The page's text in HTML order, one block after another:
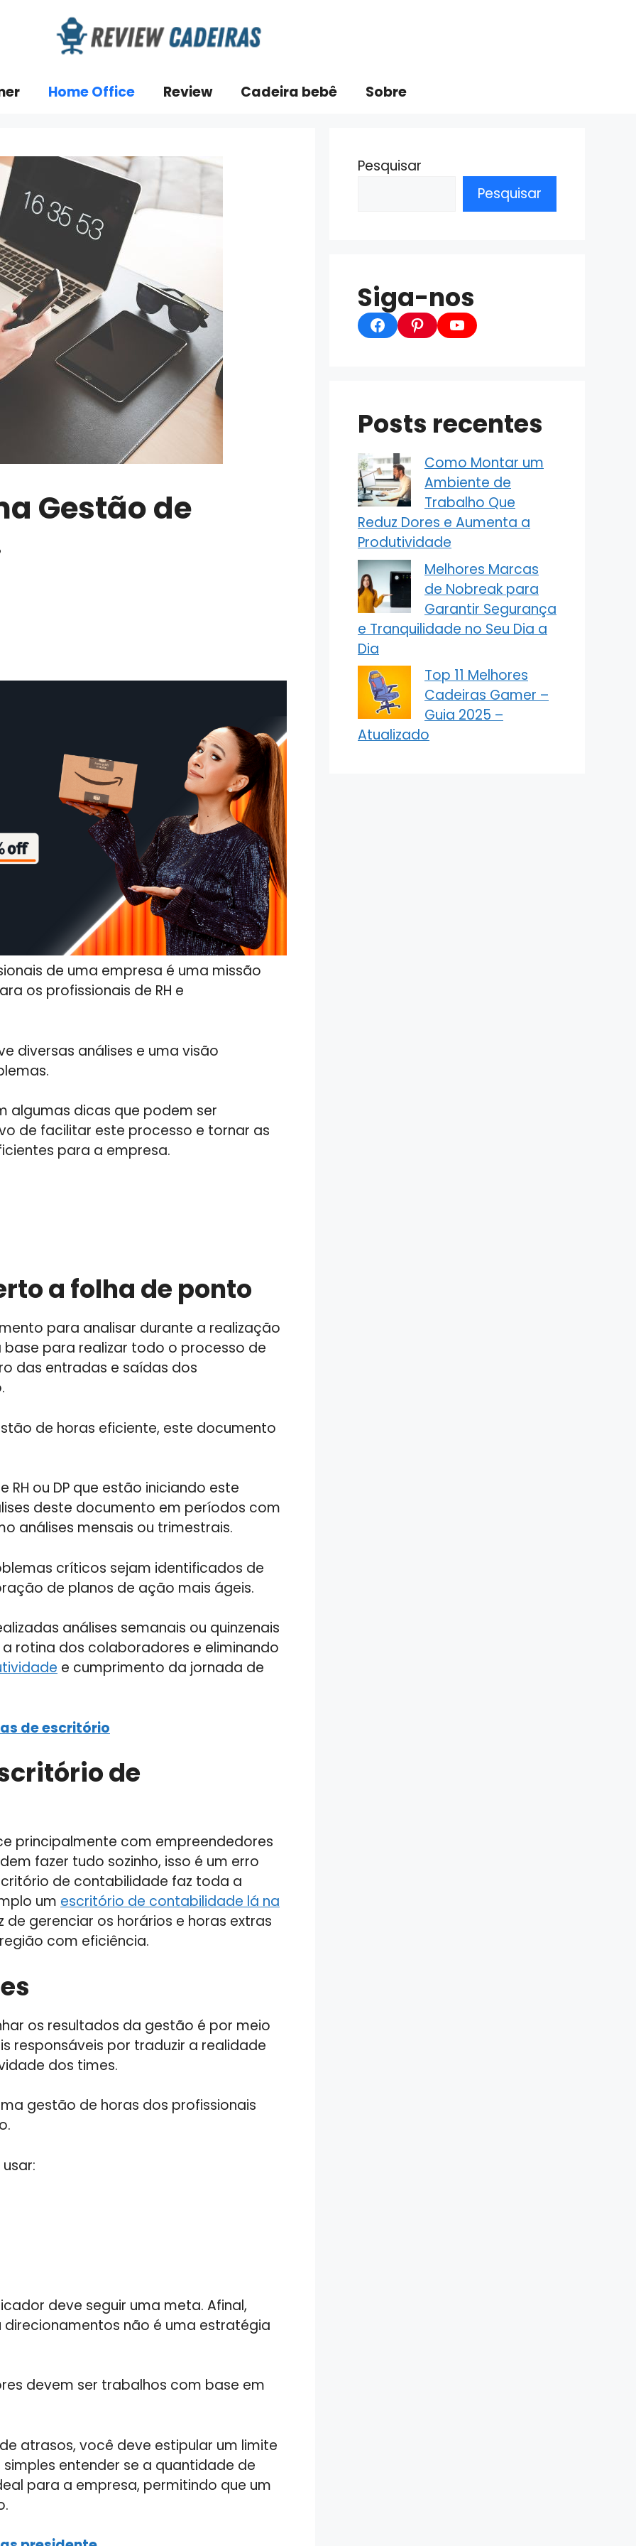
Home Office Review Cadeira bebê Sobre
Gestão de
de uma empresa é uma missão
os profissionais de RH e
diversas análises e uma visão
algumas dicas que podem ser
de facilitar este processo e tornar as
para a empresa.
a folha de ponto
para analisar durante a realização
para realizar todo o processo de
das entradas e saídas dos
de horas eficiente, este documento
ou DP que estão iniciando este
deste documento em períodos com
análises mensais ou trimestrais.
críticos sejam identificados de
de planos de ação mais ágeis.
análises semanais ou quinzenais
rotina dos colaboradores e eliminando
e cumprimento da jornada de
de escritório
de
principalmente com empreendedores
fazer tudo sozinho, isso é um erro
de contabilidade faz toda a
um escritório de contabilidade lá na
de gerenciar os horários e horas extras
com eficiência.
os resultados da gestão é por meio
responsáveis por traduzir a realidade
dos times.
gestão de horas dos profissionais
deve seguir uma meta. Afinal,
não é uma estratégia
devem ser trabalhos com base em
atrasos, você deve estipular um limite
entender se a quantidade de
para a empresa, permitindo que um
Pesquisar
Pesquisar
Siga-nos
Facebook
PinterestYouTube
Posts recentes
Como Montar um
Ambiente de
Trabalho Que
Reduz Dores e Aumenta a
Produtividade
Melhores Marcas
de Nobreak para
Garantir Segurança
e Tranquilidade no Seu Dia a
Dia
Top 11 Melhores
Cadeiras Gamer –
Guia 2025 –
Atualizado